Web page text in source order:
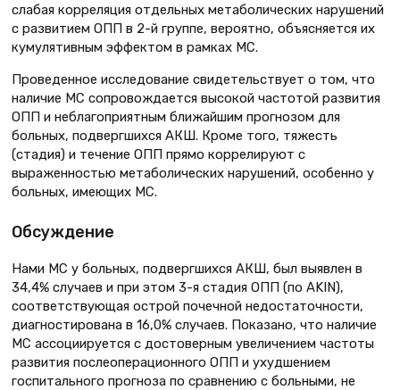
слабая корреляция отдельных метаболических нарушений
с развитием ОПП в 2-й группе, вероятно, объясняется их
кумулятивным эффектом в рамках МС.
Проведенное исследование свидетельствует о том, что
наличие МС сопровождается высокой частотой развития
ОПП и неблагоприятным ближайшим прогнозом для
больных, подвергшихся АКШ. Кроме того, тяжесть
(стадия) и течение ОПП прямо коррелируют с
выраженностью метаболических нарушений, особенно у
больных, имеющих МС.
Обсуждение
Нами МС у больных, подвергшихся АКШ, был выявлен в
34,4% случаев и при этом 3-я стадия ОПП (по AKIN),
соответствующая острой почечной недостаточности,
диагностирована в 16,0% случаев. Показано, что наличие
МС ассоциируется с достоверным увеличением частоты
развития послеоперационного ОПП и ухудшением
госпитального прогноза по сравнению с больными, не